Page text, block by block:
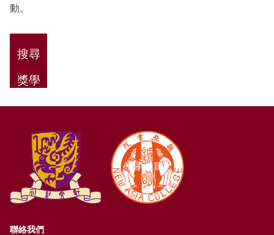
動。
搜尋
獎學
金
聯絡我們